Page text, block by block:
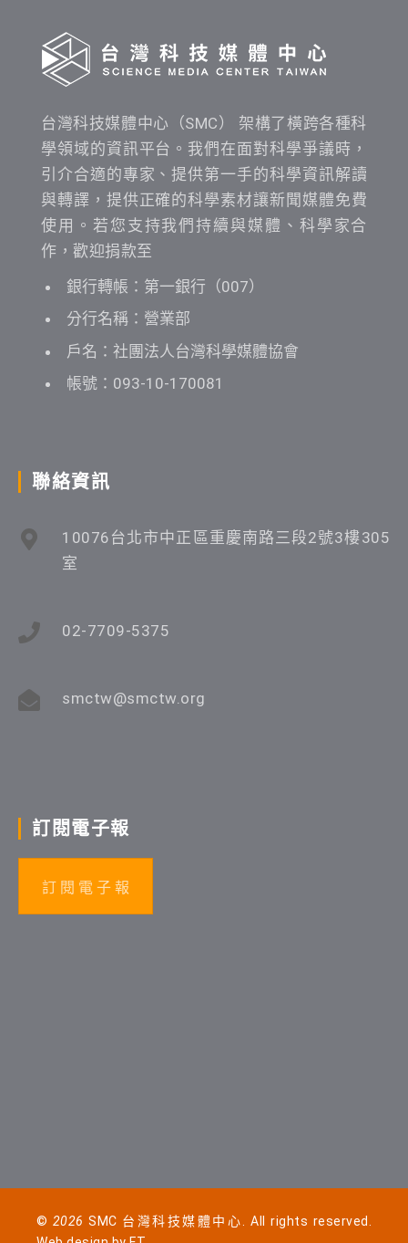
台灣科技媒體中心（SMC） 架構了橫跨各種科
學領域的資訊平台。我們在面對科學爭議時，
引介合適的專家、提供第一手的科學資訊解讀
與轉譯，提供正確的科學素材讓新聞媒體免費
使用。若您支持我們持續與媒體、科學家合
作，歡迎捐款至
銀行轉帳：第一銀行（007）
分行名稱：營業部
戶名：社團法人台灣科學媒體協會
帳號：093-10-170081
聯絡資訊
10076台北市中正區重慶南路三段2號3樓305
室
02-7709-5375
smctw@smctw.org
訂閱電子報
訂 閱 電 子 報
© 2026 SMC 台灣科技媒體中心. All rights reserved.